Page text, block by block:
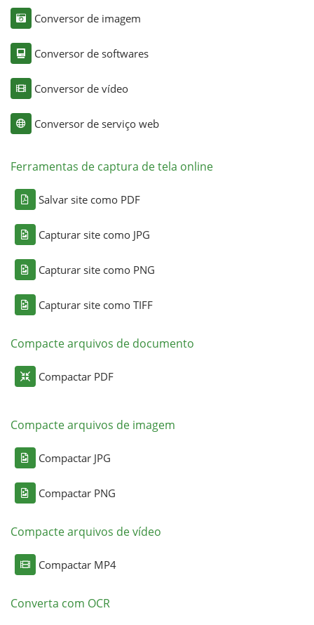
Conversor de imagem
Conversor de softwares
Conversor de vídeo
Conversor de serviço web
Ferramentas de captura de tela online
Salvar site como PDF
Capturar site como JPG
Capturar site como PNG
Capturar site como TIFF
Compacte arquivos de documento
Compactar PDF
Compacte arquivos de imagem
Compactar JPG
Compactar PNG
Compacte arquivos de vídeo
Compactar MP4
Converta com OCR